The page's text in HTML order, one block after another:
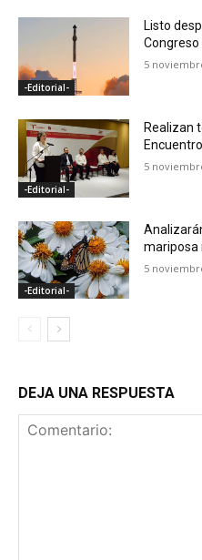
-Editorial-
Listo
5
-Editorial-
Realizan
5
-Editorial-
mariposa
5
DEJA UNA RESPUESTA